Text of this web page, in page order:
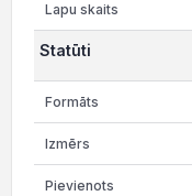
Statūti